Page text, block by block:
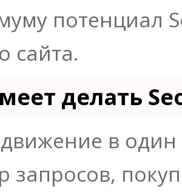
потенциал
сайта.
делать
в один
запросов,